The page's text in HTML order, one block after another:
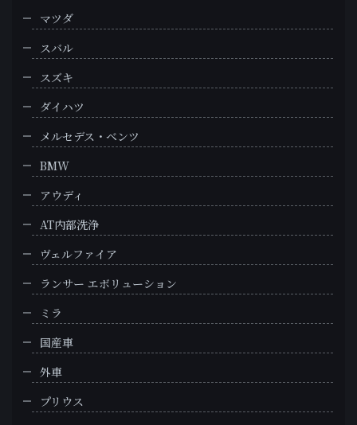
マツダ
スバル
スズキ
ダイハツ
メルセデス・ベンツ
BMW
アウディ
AT内部洗浄
ヴェルファイア
ランサー エボリューション
ミラ
国産車
外車
プリウス